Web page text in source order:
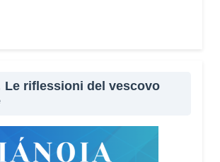
riflessioni del vescovo